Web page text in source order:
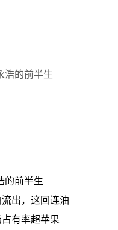
的前半生
出，这回连油
有率超苹果